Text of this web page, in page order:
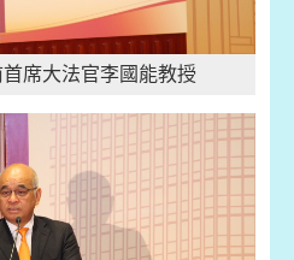
席大法官李國能教授